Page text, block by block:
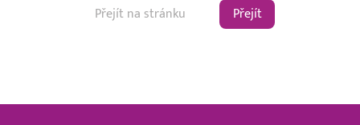
Přejít